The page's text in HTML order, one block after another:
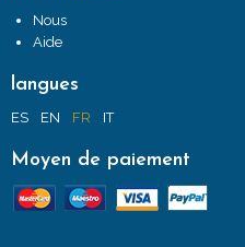
Nous
Aide
langues
ES EN FR IT
Moyen de paiement